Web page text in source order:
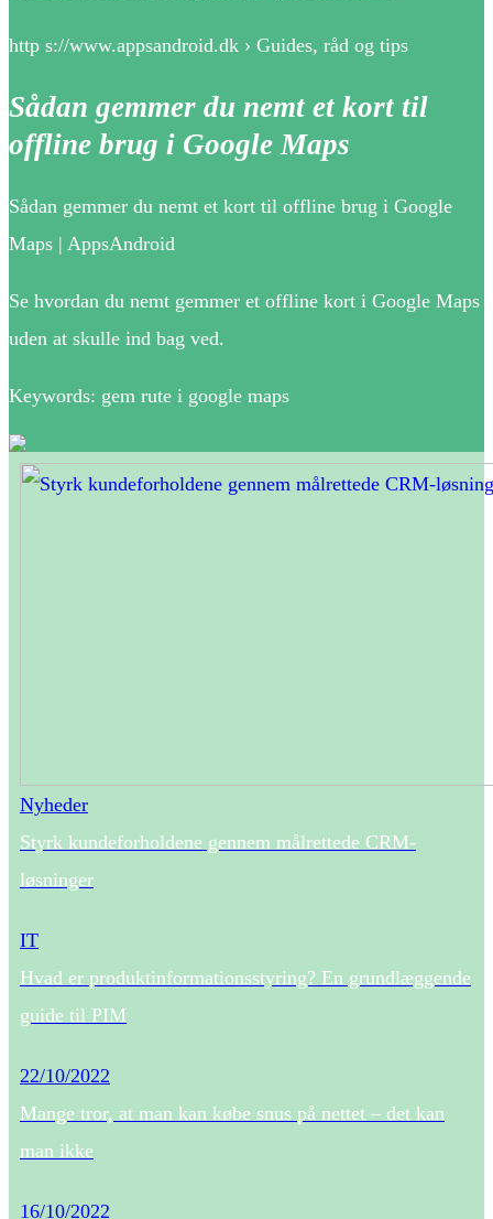
http s://www.appsandroid.dk › Guides, råd og tips
Sådan gemmer du nemt et kort til
offline brug i Google Maps
Sådan gemmer du nemt et kort til offline brug i Google
Maps | AppsAndroid
Se hvordan du nemt gemmer et offline kort i Google Maps
uden at skulle ind bag ved.
Keywords: gem rute i google maps
Nyheder
Styrk kundeforholdene gennem målrettede CRM-
løsninger
IT
Hvad er produktinformationsstyring? En grundlæggende
guide til PIM
22/10/2022
Mange tror, at man kan købe snus på nettet – det kan
man ikke
16/10/2022